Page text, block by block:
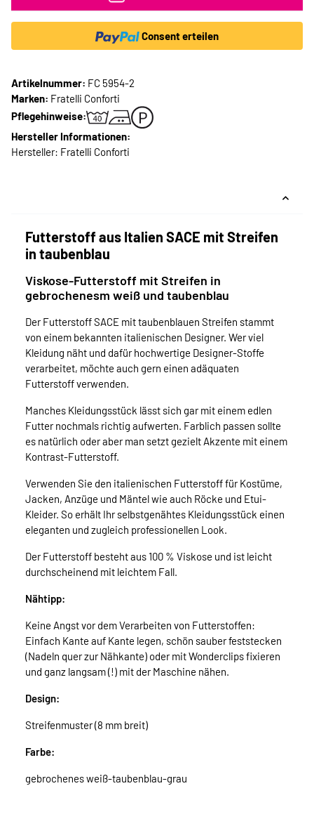
Consent erteilen
Artikelnummer: FC 5954-2
Marken: Fratelli Conforti
Pflegehinweise:
Hersteller Informationen:
Hersteller: Fratelli Conforti
Futterstoff aus Italien SACE mit Streifen
in taubenblau
Viskose-Futterstoff mit Streifen in
gebrochenesm weiß und taubenblau
Der Futterstoff SACE mit taubenblauen Streifen stammt
von einem bekannten italienischen Designer. Wer viel
Kleidung näht und dafür hochwertige Designer-Stoffe
verarbeitet, möchte auch gern einen adäquaten
Futterstoff verwenden.
Manches Kleidungsstück lässt sich gar mit einem edlen
Futter nochmals richtig aufwerten. Farblich passen sollte
es natürlich oder aber man setzt gezielt Akzente mit einem
Kontrast-Futterstoff.
Verwenden Sie den italienischen Futterstoff für Kostüme,
Jacken, Anzüge und Mäntel wie auch Röcke und Etui-
Kleider. So erhält Ihr selbstgenähtes Kleidungsstück einen
eleganten und zugleich professionellen Look.
Der Futterstoff besteht aus 100 % Viskose und ist leicht
durchscheinend mit leichtem Fall.
Nähtipp:
Keine Angst vor dem Verarbeiten von Futterstoffen:
Einfach Kante auf Kante legen, schön sauber feststecken
(Nadeln quer zur Nähkante) oder mit Wonderclips fixieren
und ganz langsam (!) mit der Maschine nähen.
Design:
Streifenmuster (8 mm breit)
Farbe:
gebrochenes weiß-taubenblau-grau